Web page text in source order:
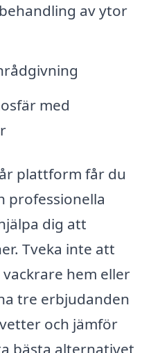
av ytor
med
plattform får du
professionella
dig att
Tveka inte att
hem eller
tre erbjudanden
och jämför